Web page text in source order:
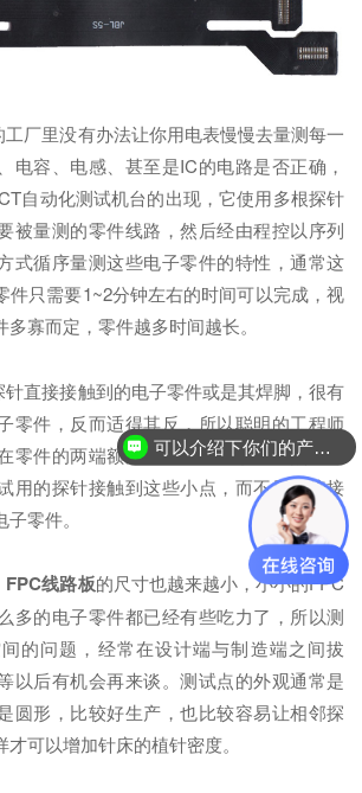
厂里没有办法让你用电表慢慢去量测每一
电容、电感、甚至是IC的电路是否正确，
自动化测试机台的出现，它使用多根探针
被量测的零件线路，然后经由程控以序列
式循序量测这些电子零件的特性，通常这
件只需要1~2分钟左右的时间可以完成，视
多寡而定，零件越多时间越长。
直接接触到的电子零件或是其焊脚，很有
零件，反而适得其反，所以聪明的工程师
零件的两端额外引出一对圆形的小点，没
用的探针接触到这些小点，而不用直接接
零件。
FPC线路板的尺寸也越来越小，小小的FPC
多的电子零件都已经有些吃力了，所以测
的问题，经常在设计端与制造端之间拔
以后有机会再来谈。测试点的外观通常是
圆形，比较好生产，也比较容易让相邻探
可以增加针床的植针密度。
可以介绍下你们的产品么？